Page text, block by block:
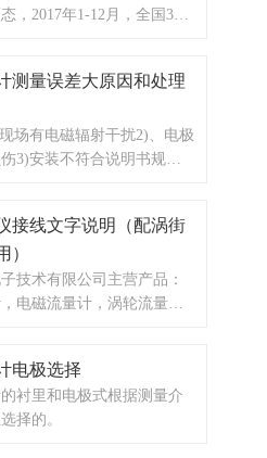
，2017年1-12月，全国31
器仪表行业累计出口总额
元，增幅27.15%。2018年
测量误差大原因和处理
场有电磁辐射干扰2)、电极
3)安装不符合说明书规定
6)、液体中夹带气泡或大
有泄漏8)、管道有强烈运动
出现液体波动
接线文字说明（配涡街
）
技术有限公司主营产品：
电磁流量计，涡轮流量
电极选择
衬里和电极式根据测量介
择的。